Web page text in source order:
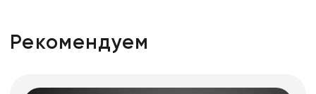
Рекомендуем